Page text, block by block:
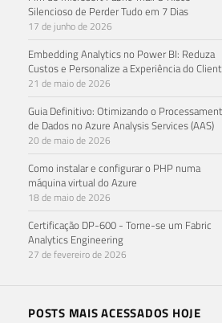
Silencioso de Perder Tudo em 7 Dias
17 de junho de 2026
Embedding Analytics no Power BI: Reduza
Custos e Personalize a Experiência do
21 de maio de 2026
Guia Definitivo: Otimizando o
de Dados no Azure Analysis Services (AAS)
20 de maio de 2026
Como instalar e configurar o PHP numa
máquina virtual do Azure
18 de maio de 2026
Certificação DP-600 - Torne-se um Fabric
Analytics Engineering
27 de fevereiro de 2026
POSTS MAIS ACESSADOS HOJE